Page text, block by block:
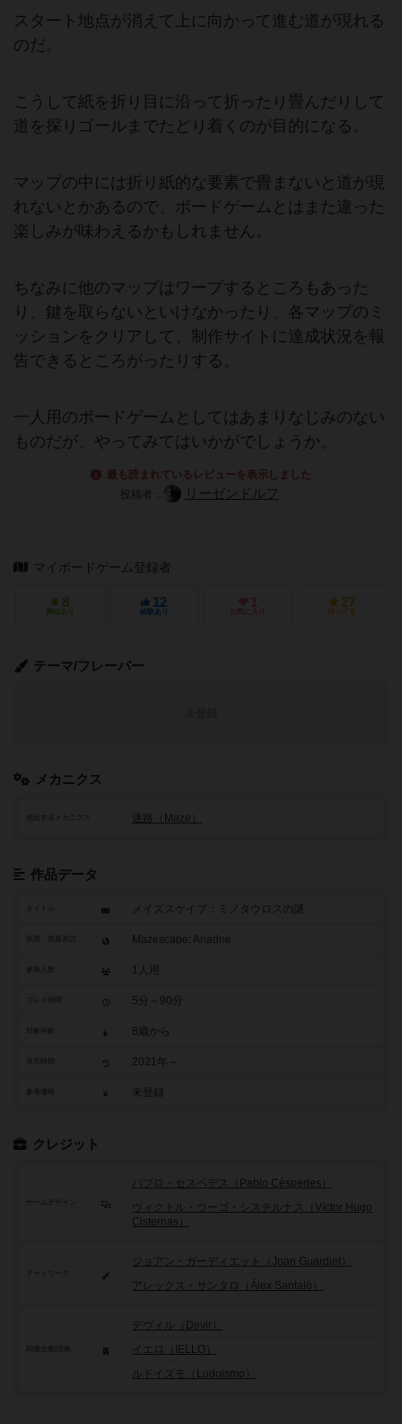
スタート地点が消えて上に向かって進む道が現れる
のだ。
こうして紙を折り目に沿って折ったり畳んだりして
道を探りゴールまでたどり着くのが目的になる。
マップの中には折り紙的な要素で畳まないと道が現
れないとかあるので、ボードゲームとはまた違った
楽しみが味わえるかもしれません。
ちなみに他のマップはワープするところもあった
り、鍵を取らないといけなかったり、各マップのミ
ッションをクリアして、制作サイトに達成状況を報
告できるところがったりする。
一人用のボードゲームとしてはあまりなじみのない
ものだが、やってみてはいかがでしょうか。
最も読まれているレビューを表示しました
投稿者：
リーゼンドルフ
マイボードゲーム登録者
8
興味あり
12
経験あり
1
お気に入り
27
持ってる
テーマ/フレーバー
メカニクス
頻出するメカニクス 迷路（Maze）
作品データ
タイトル メイズスケイプ：ミノタウロスの謎
Mazescape: Ariadne
参加人数 1人用
5分～90分
8歳から
2021年～
参考価格 未登録
クレジット
ゲームデザイン
パブロ・セスペデス（Pablo Céspedes）
ヴィクトル・ウーゴ・システルナス（Víctor Hugo
Cisternas）
アートワーク
ジョアン・ガーディエット（Joan Guardiet）
アレックス・サンタロ（Álex Santaló）
デヴィル（Devir）
イエロ（IELLO）
ルドイズモ（Ludoismo）